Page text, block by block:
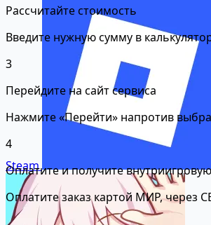
Steam
Рассчитайте стоимость
Введите нужную сумму в
3
Перейдите на сайт сервиса
Нажмите «Перейти» напротив
4
Оплатите и получите
Оплатите заказ картой МИР, через